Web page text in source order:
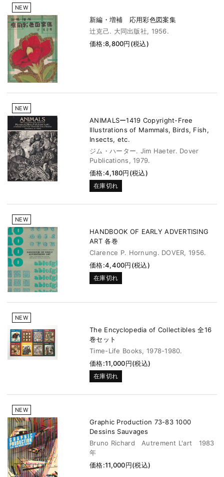
NEW
新編・増補 応用彩色図案集
辻克己. 大同出版社, 1956.
価格:8,800円(税込)
NEW
ANIMALSー1419 Copyright-Free
Illustrations of Mammals, Birds, Fish,
Insects, etc.
ジム・ハーター. Jim Haeter. Dover
Publications, 1979.
価格:4,180円(税込)
在庫切れ
NEW
HANDBOOK OF EARLY ADVERTISING
ART 各巻
Clarence P. Hornung. DOVER, 1956.
価格:4,400円(税込)
在庫切れ
NEW
The Encyclopedia of Collectibles 全16
巻セット
Time-Life Books, 1978-1980.
価格:11,000円(税込)
在庫切れ
NEW
Graphic Production 73-83 1000
Dessins Sauvages
Bruno Richard Autrement L'art 1983
年
価格:11,000円(税込)